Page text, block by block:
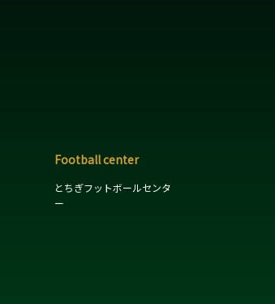
Football center
とちぎフットボールセンタ
ー